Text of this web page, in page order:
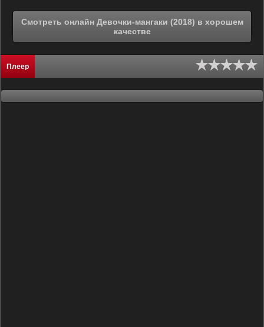
Смотреть онлайн Девочки-мангаки (2018) в хорошем
качестве
Плеер